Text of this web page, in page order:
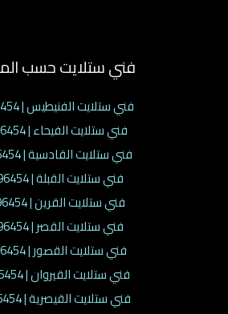
فني ستلايت حسب
فني ستلايت الفنيطيس | 66596454 |
فني ستلايت الفيحاء | 66596454 |
فني ستلايت القادسية | 66596454 |
فني ستلايت القبلة | 66596454 |
فني ستلايت القرين | 66596454 |
فني ستلايت القصر | 66596454 |
فني ستلايت القصور | 66596454 |
فني ستلايت القيروان | 66596454 |
فني ستلايت القيصرية | 66596454 |